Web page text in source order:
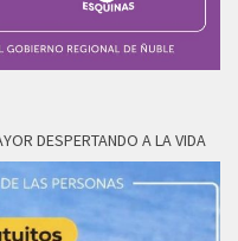
DESPERTANDO A LA VIDA